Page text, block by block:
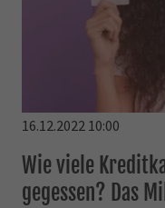
16.12.2022 10:00
Wie viele
gegessen? Das